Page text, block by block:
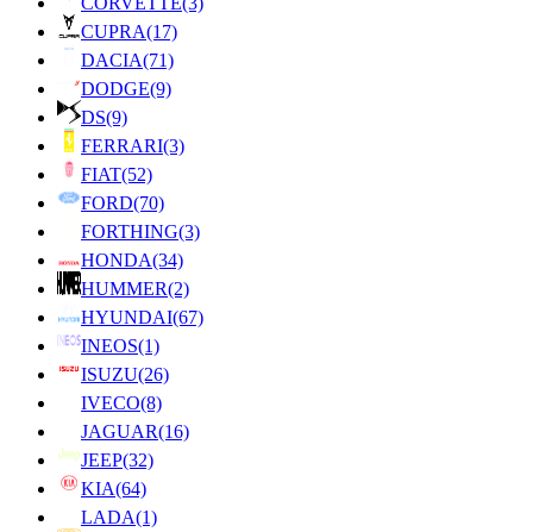
CUPRA(17)
DACIA(71)
DODGE(9)
DS(9)
FERRARI(3)
FIAT(52)
FORD(70)
FORTHING(3)
HONDA(34)
HUMMER(2)
HYUNDAI(67)
INEOS(1)
ISUZU(26)
IVECO(8)
JAGUAR(16)
JEEP(32)
KIA(64)
LADA(1)